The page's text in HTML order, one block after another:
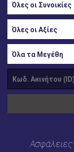
Όλες οι Συνοικίες
Όλες οι Αξίες
Όλα τα Μεγέθη